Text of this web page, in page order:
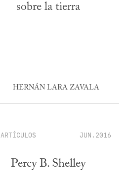
sobre la tierra
HERNÁN LARA ZAVALA
ARTÍCULOS JUN.2016
Percy B. Shelley